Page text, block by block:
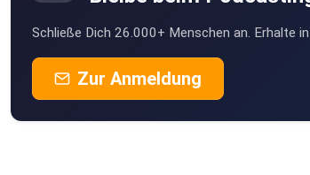
Hamburg
DaveOfAllDaves
Frankfurt
Schließe Dich 26.000+ Menschen an. Erhalte
Zur Anmeldung